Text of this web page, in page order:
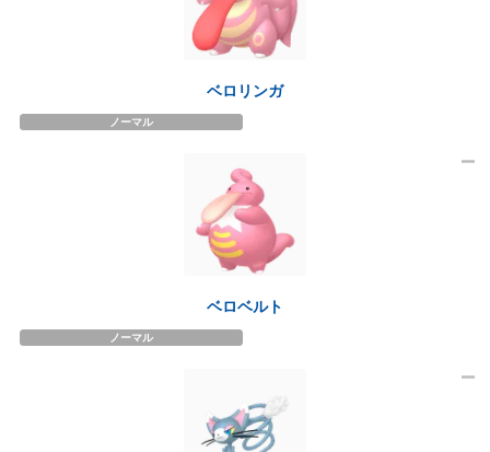
ベロリンガ
ノーマル
ベロベルト
ノーマル